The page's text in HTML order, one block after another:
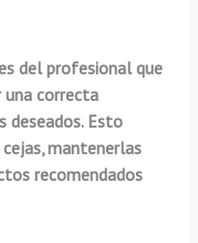
del profesionalque
una correcta
deseados. Esto
mantenerlas
recomendados